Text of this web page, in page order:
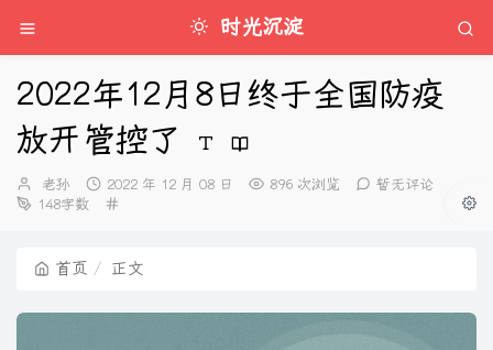
时光沉淀
2022年12月8日终于全国防疫
放开管控了
博
主：
老孙
发
布
2022 年 12 月 08 日 896 次浏览
暂无评论
148字数
首页 正文